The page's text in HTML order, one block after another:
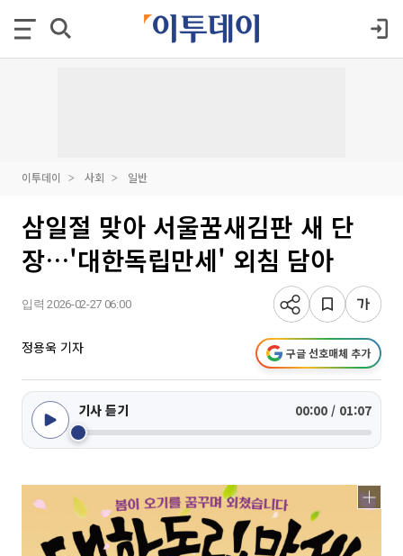
이투데이 사회 일반
삼일절 맞아 서울꿈새김판 새 단
장…'대한독립만세' 외침 담아
입력 2026-02-27 06:00
정용욱 기자 구글 선호매체 추가
기사 듣기 00:00 / 01:07